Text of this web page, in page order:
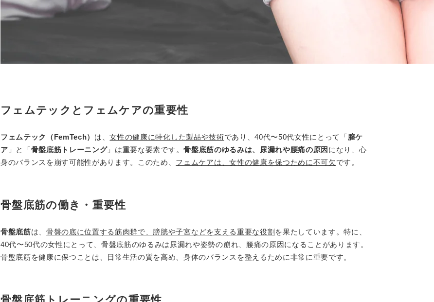
フェムテックとフェムケアの重要性
フェムテック（FemTech） は、女性の健康に特化した製品や技術であり、40代〜50代女性にとって「 膣ケ
ア 」と「 骨盤底筋トレーニング」は重要な要素です。骨盤底筋のゆるみは、尿漏れや腰痛の原因 になり、心
身のバランスを崩す可能性があります。このため、 フェムケアは、女性の健康を保つために不可欠 です。
骨盤底筋の働き・重要性
骨盤底筋は、骨盤の底に位置する筋肉群で、膀胱や子宮などを支える重要な役割 を果たしています。特に、
40代〜50代の女性にとって、骨盤底筋のゆるみは尿漏れや姿勢の崩れ、腰痛の原因になることがあります。
骨盤底筋を健康に保つことは、日常生活の質を高め、身体のバランスを整えるために非常に重要です。